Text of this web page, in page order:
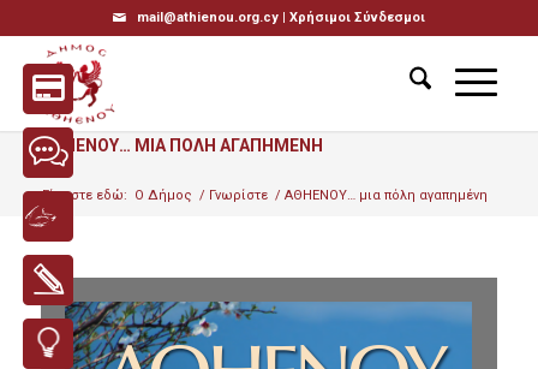
mail@athienou.org.cy | Χρήσιμοι Σύνδεσμοι
ΑΘΗΕΝΟΥ… ΜΙΑ ΠΟΛΗ ΑΓΑΠΗΜΕΝΗ
Είσαστε εδώ: Ο Δήμος / Γνωρίστε / ΑΘΗΕΝΟΥ… μια πόλη αγαπημένη